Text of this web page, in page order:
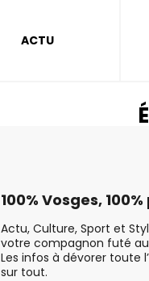
ACTU
100% Vosges,
Actu, Culture, Sport et
votre compagnon futé
Les infos à dévorer toute
sur tout.